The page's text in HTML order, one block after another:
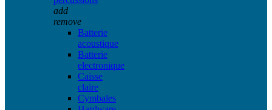
add
remove
Batterie
acoustique
Batterie
electronique
Caisse
claire
Cymbales